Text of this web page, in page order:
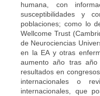
humana, con
susceptibilidades y
poblaciones; como lo
Wellcome Trust
de Neurociencias
en la EA y otras
aumento año tras año
resultados en
internacionales o
internacionales, que